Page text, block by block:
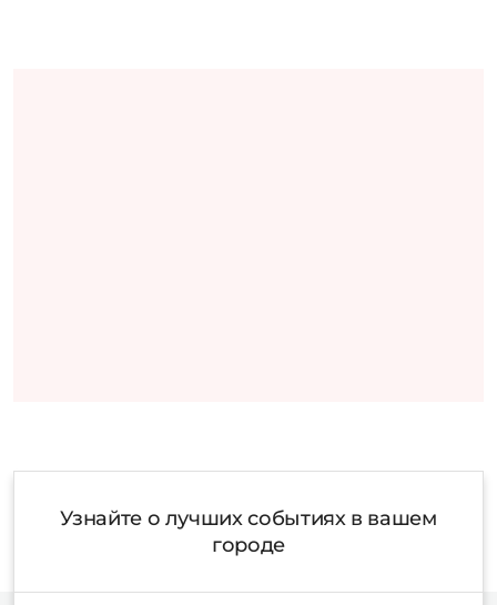
Узнайте о лучших событиях в вашем
городе